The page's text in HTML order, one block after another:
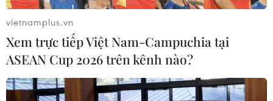
vietnamplus.vn
Xem trực tiếp Việt Nam-Campuchia tại
ASEAN Cup 2026 trên kênh nào?